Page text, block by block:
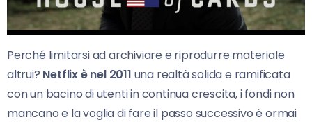
Perché limitarsi ad archiviare e riprodurre materiale
altrui? Netflix è nel 2011 una realtà solida e ramificata
con un bacino di utenti in continua crescita, i fondi non
mancano e la voglia di fare il passo successivo è ormai